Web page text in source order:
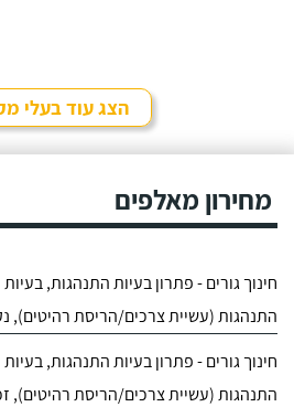
הצג עוד בעלי
מחירון מאלפים
חינוך גורים - פתרון בעיות התנהגות, בעיות
התנהגות (עשיית צרכים/הריסת רהיטים),
חינוך גורים - פתרון בעיות התנהגות, בעיות
התנהגות (עשיית צרכים/הריסת רהיטים),